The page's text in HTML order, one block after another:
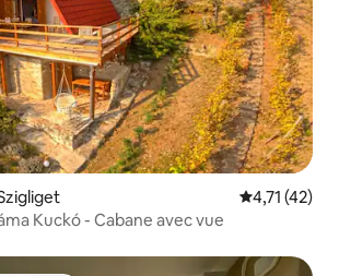
Évaluation
4,71 (42)
Kuckó - Cabane avec vue